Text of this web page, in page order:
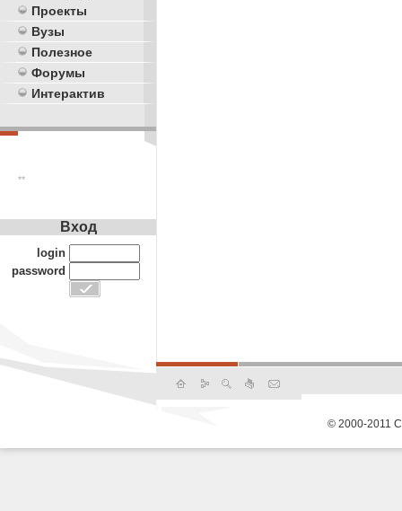
Проекты
Вузы
Полезное
Форумы
Интерактив
**
Вход
login
password
© 2000-2011